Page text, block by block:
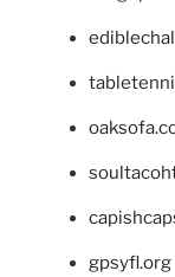
gpsyfl.org